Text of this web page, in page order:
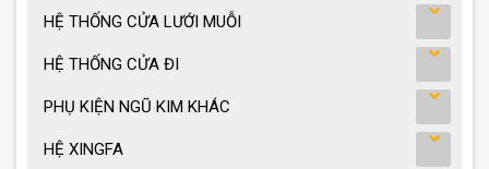
HỆ THỐNG CỬA LƯỚI MUỖI
HỆ THỐNG CỬA ĐI
PHỤ KIỆN NGŨ KIM KHÁC
HỆ XINGFA